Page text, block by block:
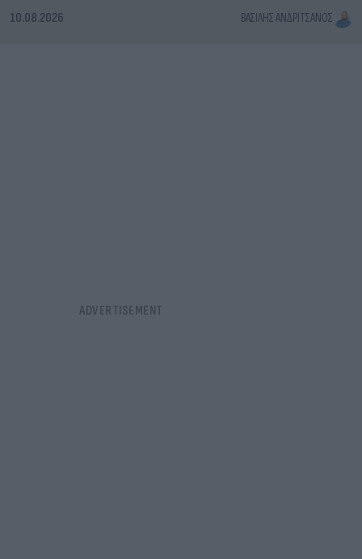
10.08.2026 ΒΑΣΊΛΗΣ ΑΝΔΡΙΤΣΆΝΟΣ